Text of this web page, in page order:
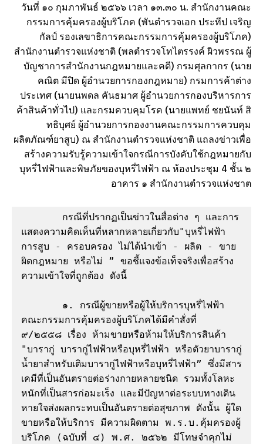
วันที่ ๑๐ กุมภาพันธ์ ๒๕๖๖ เวลา ๑๓.๓๐ น. สำนักงานคณะ
กรรมการคุ้มครองผู้บริโภค (พันตำรวจเอก ประทีป เจริญ
กัลป์ รองเลขาธิการคณะกรรมการคุ้มครองผู้บริโภค)
สำนักงานตำรวจแห่งชาติ (พลตำรวจโทไตรรงค์ ผิวพรรณ ผู้
บัญชาการสำนักงานกฎหมายและคดี) กรมศุลกากร (นาย
คณิต มีปิด ผู้อำนวยการกองกฎหมาย) กรมการค้าต่าง
ประเทศ (นายนพดล คันธมาศ ผู้อำนวยการกองบริหารการ
ค้าสินค้าทั่วไป) และกรมควบคุมโรค (นายแพทย์ ชยนันท์ สิ
ทธิบุศย์ ผู้อำนวยการกองงานคณะกรรมการควบคุม
ผลิตภัณฑ์ยาสูบ) ณ สำนักงานตำรวจแห่งชาติ แถลงข่าวเพื่อ
สร้างความรับรู้ความเข้าใจกรณีการบังคับใช้กฎหมายกับ
บุหรี่ไฟฟ้าและพิษภัยของบุหรี่ไฟฟ้า ณ ห้องประชุม 4 ชั้น ๒
อาคาร ๑ สำนักงานตำรวจแห่งชาต
แสดงความคิดเห็นที่หลากหลายเกี่ยวกับ"บุหรี่ไฟฟ้า
การสูบ - ครอบครอง ไม่ได้นำเข้า - ผลิต - ขาย
ผิดกฎหมาย หรือไม่ ” ขอชี้แจงข้อเท็จจริงเพื่อสร้าง
ความเข้าใจที่ถูกต้อง ดังนี้
คณะกรรมการคุ้มครองผู้บริโภคได้มีคำสั่งที่
๙/๒๕๕๘ เรื่อง ห้ามขายหรือห้ามให้บริการสินค้า
"บารากู่ บารากู่ไฟฟ้าหรือบุหรี่ไฟฟ้า หรือตัวยาบารากู่
น้ำยาสำหรับเติมบารากู่ไฟฟ้าหรือบุหรี่ไฟฟ้า” ซึ่งมีสาร
เคมีที่เป็นอันตรายต่อร่างกายหลายชนิด รวมทั้งโลหะ
หนักที่เป็นสารก่อมะเร็ง และมีปัญหาต่อระบบทางเดิน
หายใจส่งผลกระทบเป็นอันตรายต่อสุขภาพ ดังนั้น ผู้ใด
ขายหรือให้บริการ มีความผิดตาม พ.ร.บ.คุ้มครองผู้
บริโภค (ฉบับที่ ๔) พ.ศ. ๒๕๖๒ มีโทษจำคุกไม่